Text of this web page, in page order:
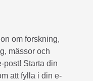
om forskning,
mässor och
post! Starta din
att fylla i din e-